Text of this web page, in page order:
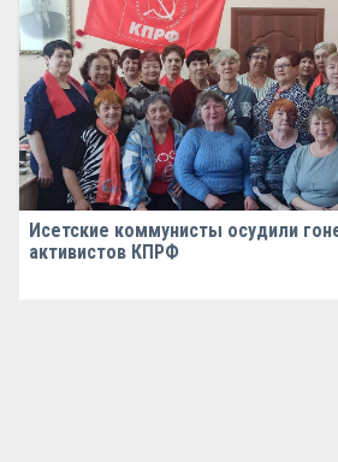
Исетские коммунисты осудили
активистов КПРФ